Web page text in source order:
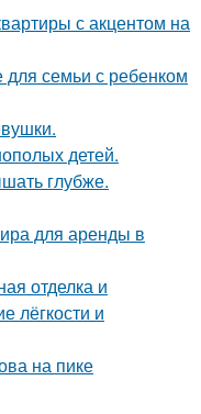
с акцентом на
для семьи с ребенком
детей.
глубже.
для аренды в
отделка и
лёгкости и
на пике